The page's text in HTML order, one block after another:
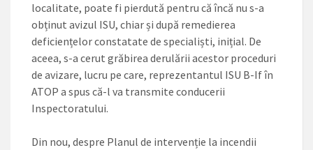
localitate, poate fi pierdută pentru că încă nu s-a
obținut avizul ISU, chiar și după remedierea
deficiențelor constatate de specialiști, inițial. De
aceea, s-a cerut grăbirea derulării acestor proceduri
de avizare, lucru pe care, reprezentantul ISU B-If în
ATOP a spus ­că-l va transmite conducerii
Inspectoratului.
Din nou, despre Planul de intervenție la incendii